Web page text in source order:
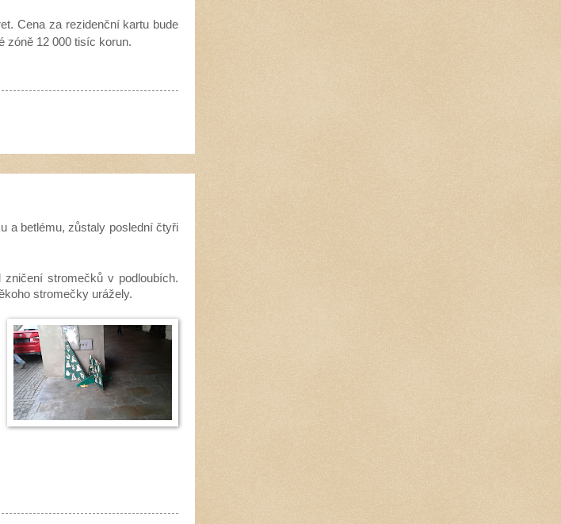
Cena za rezidenční kartu bude
zóně 12 000 tisíc korun.
a betlému, zůstaly poslední čtyři
stromečků v podloubích.
stromečky urážely.